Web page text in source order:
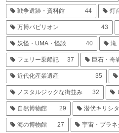
戦争遺跡・資料館 44 灯
万博パビリオン 43
妖怪・UMA・怪談 40 滝
フェリー乗船記 37 巨石・奇
近代化産業遺産 35
ノスタルジックな街並み 32
自然博物館 29 潜伏キリシ
海の博物館 27 宇宙・プラネ